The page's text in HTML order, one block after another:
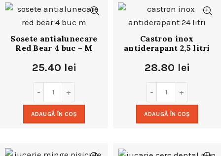
Sosete antialunecare
Red Bear 4 buc – M
25.40 lei
ADAUGĂ ÎN COȘ
Castron inox
antiderapant 2,5 litri
28.80 lei
ADAUGĂ ÎN COȘ